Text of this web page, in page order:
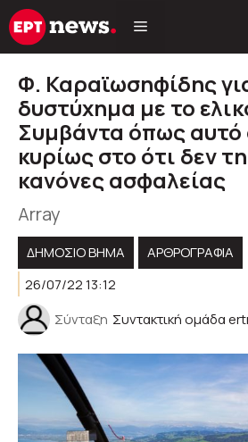
Μετάβαση
σε
Φ. Καραϊωσηφίδης
δυστύχημα με το
Συμβάντα όπως αυτό
κυρίως στο ότι δεν
κανόνες ασφαλείας
Array
ΔΗΜΟΣΙΟ ΒΗΜΑ
ΑΡΘΡΟΓΡΑΦΊΑ
26/07/22 13:12
Σύνταξη Συντακτική ομάδα